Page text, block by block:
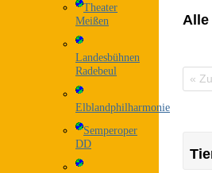
Alle
«
Theater
Meißen
Landesbühnen
Radebeul
Elblandphilharmonie
Semperoper
DD